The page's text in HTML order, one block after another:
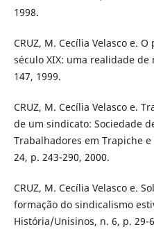
1998.
CRUZ, M. Cecília Velasco e.
século XIX: uma realidade de
147, 1999.
CRUZ, M. Cecília Velasco e.
de um sindicato: Sociedade
Trabalhadores em Trapiche e
24, p. 243-290, 2000.
CRUZ, M. Cecília Velasco e.
formação do sindicalismo
História/Unisinos, n. 6, p. 29-